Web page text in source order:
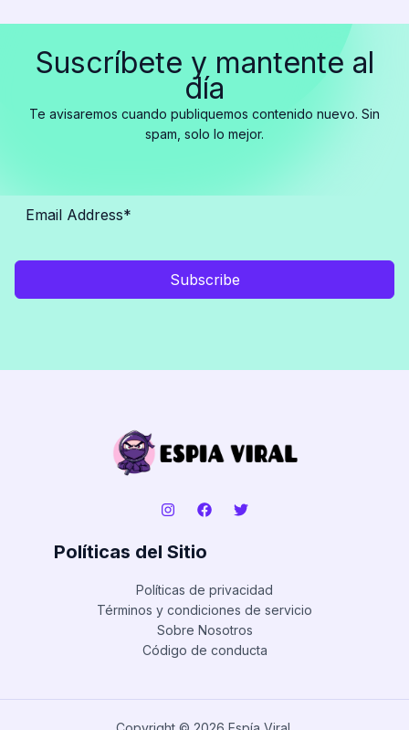
Suscríbete y mantente al
día
Te avisaremos cuando publiquemos contenido nuevo. Sin
spam, solo lo mejor.
Subscribe
Políticas del Sitio
Políticas de privacidad
Términos y condiciones de servicio
Sobre Nosotros
Código de conducta